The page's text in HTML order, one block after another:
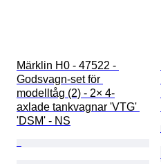
Märklin H0 - 47522 -
Godsvagn-set för
modelltåg (2) - 2× 4-
axlade tankvagnar 'VTG'
'DSM' - NS